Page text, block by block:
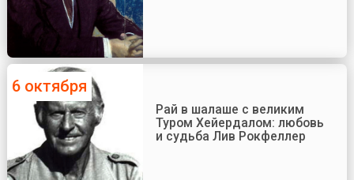
6 октября
Рай в шалаше с великим
Туром Хейердалом: любовь
и судьба Лив Рокфеллер